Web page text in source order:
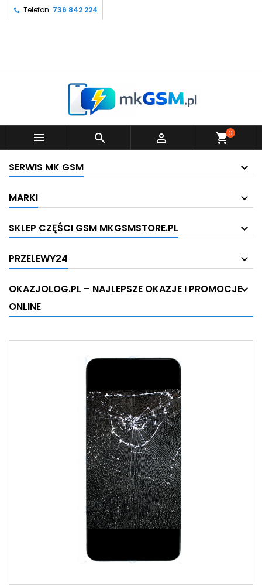
Telefon: 736 842 224
   shopping_cart0
SERWIS MK GSM
MARKI
SKLEP CZĘŚCI GSM MKGSMSTORE.PL
PRZELEWY24
OKAZJOLOG.PL – NAJLEPSZE OKAZJE I PROMOCJE
ONLINE